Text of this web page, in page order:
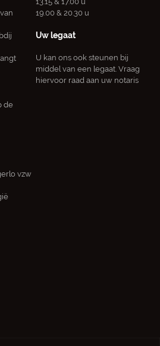
de
19.00 & 20.30 u
Uw legaat
U kan ons ook steunen bij
middel van een legaat. Vraag
hiervoor raad aan uw notaris
vzw